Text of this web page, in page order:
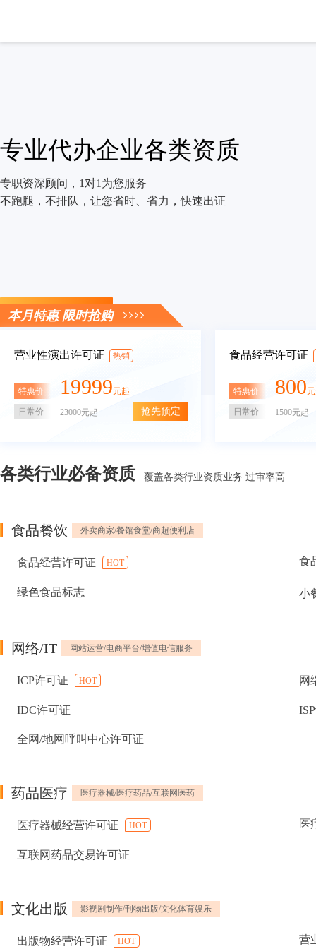
专业代办企业各类资质
专职资深顾问，1对1为您服务
不跑腿，不排队，让您省时、省力，快速出证
立即咨询
本月特惠 限时抢购
营业性演出许可证 热销
特惠价 19999元起
日常价 23000元起 抢先预定
食品经营许可证
特惠价 800
日常价 1500元起
各类行业必备资质 覆盖各类行业资质业务 过审率高
食品餐饮 外卖商家/餐馆食堂/商超便利店
食品经营许可证 HOT 食
绿色食品标志 小
网络/IT 网站运营/电商平台/增值电信服务
ICP许可证 HOT 网
IDC许可证
全网/地网呼叫中心许可证
药品医疗 医疗器械/医疗药品/互联网医药
医疗器械经营许可证 HOT 医
互联网药品交易许可证
文化出版 影视剧制作/刊物出版/文化体育娱乐
出版物经营许可证 HOT 营